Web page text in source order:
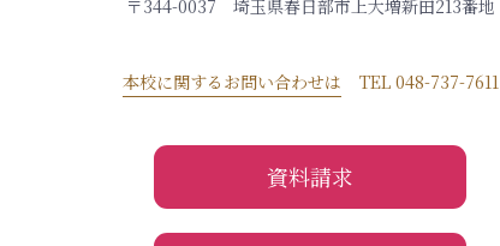
〒344-0037 埼玉県春日部市上大増新田213番地
本校に関するお問い合わせは TEL 048-737-7611
資料請求